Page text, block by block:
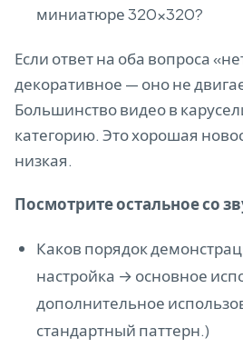
миниатюре 320×320?
Если ответ на оба вопроса
декоративное — оно не
Большинство видео в
категорию. Это хорошая
низкая.
Посмотрите остальное со
Каков порядок
настройка → основное
дополнительное
стандартный паттерн.)